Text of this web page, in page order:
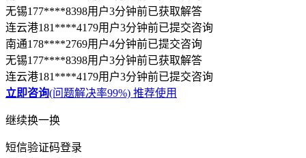
15亿+
普法人次
9秒
最快响应